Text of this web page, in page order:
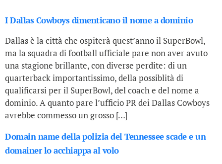
I Dallas Cowboys dimenticano il nome a dominio
Dallas è la città che ospiterà quest’anno il SuperBowl,
ma la squadra di football ufficiale pare non aver avuto
una stagione brillante, con diverse perdite: di un
quarterback importantissimo, della possiblità di
qualificarsi per il SuperBowl, del coach e del nome a
dominio. A quanto pare l’ufficio PR dei Dallas Cowboys
avrebbe commesso un grosso […]
Domain name della polizia del Tennessee scade e un
domainer lo acchiappa al volo